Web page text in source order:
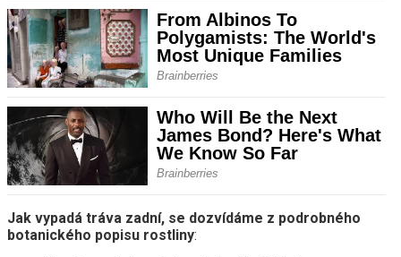
Jak vypadá tráva zadní, se dozvídáme z podrobného
botanického popisu rostliny: